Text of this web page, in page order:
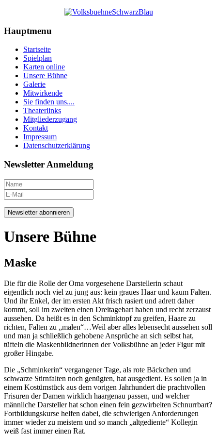
Hauptmenu
Startseite
Spielplan
Karten online
Unsere Bühne
Galerie
Mitwirkende
Sie finden uns....
Theaterlinks
Mitgliederzugang
Kontakt
Impressum
Datenschutzerklärung
Newsletter Anmeldung
Newsletter abonnieren
Unsere Bühne
Maske
Die für die Rolle der Oma vorgesehene Darstellerin schaut
eigentlich noch viel zu jung aus: kein graues Haar und kaum Falten.
Und ihr Enkel, der im ersten Akt frisch rasiert und adrett daher
kommt, soll im zweiten einen Dreitagebart haben und recht zerzaust
aussehen. Da heißt es in den Schminktopf zu greifen, Haare zu
richten, Falten zu „malen“…Weil aber alles lebensecht aussehen soll
und man ja schließlich gehobene Ansprüche an sich selbst hat,
tüfteln die Maskenbildnerinnen der Volksbühne an jeder Figur mit
großer Hingabe.
Die „Schminkerin“ vergangener Tage, als rote Bäckchen und
schwarze Stirnfalten noch genügten, hat ausgedient. Es sollen ja in
einem Kostümstück aus dem vorigen Jahrhundert die prachtvollen
Frisuren der Damen wirklich haargenau passen, und welcher
männliche Darsteller hat schon einen fein gezwirbelten Schnurrbart?
Fortbildungskurse helfen dabei, die schwierigen Anforderungen
immer wieder zu meistern und so manch „altgediente“ Kollegin
weiß fast immer einen Rat.